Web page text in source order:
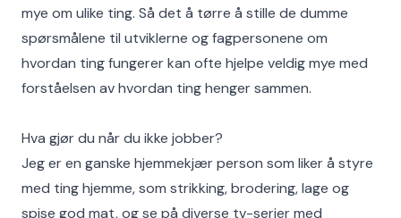
mye om ulike ting. Så det å tørre å stille de dumme
spørsmålene til utviklerne og fagpersonene om
hvordan ting fungerer kan ofte hjelpe veldig mye med
forståelsen av hvordan ting henger sammen.
Hva gjør du når du ikke jobber?
Jeg er en ganske hjemmekjær person som liker å styre
med ting hjemme, som strikking, brodering, lage og
spise god mat, og se på diverse tv-serier med